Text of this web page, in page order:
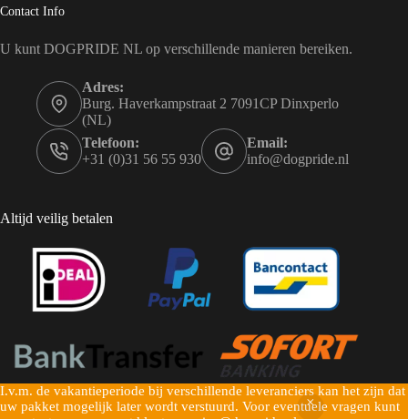
I.v.m. de vakantieperiode bij verschillende leveranciers kan het zijn dat
uw pakket mogelijk later wordt verstuurd. Voor eventuele vragen kunt
Contact Info
U kunt DOGPRIDE NL op verschillende manieren bereiken.
Adres:
Burg. Haverkampstraat 2 7091CP Dinxperlo
(NL)
Telefoon:
+31 (0)31 56 55 930
Email:
info@dogpride.nl
Altijd veilig betalen
Copyright © 2026 Dogpride NL - Mogelijk gemaakt door